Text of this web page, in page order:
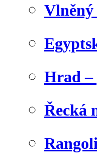
Hrad –
Řecká